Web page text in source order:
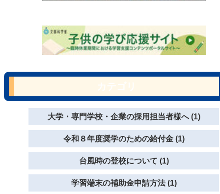
大学・専門学校・企業の採用担当者様へ (1)
令和８年度奨学のための給付金 (1)
台風時の登校について (1)
学習端末の補助金申請方法 (1)